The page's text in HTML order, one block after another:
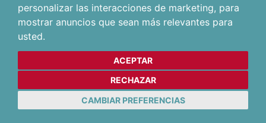
personalizar las interacciones de marketing, para
mostrar anuncios que sean más relevantes para
usted.
ACEPTAR
RECHAZAR
CAMBIAR PREFERENCIAS